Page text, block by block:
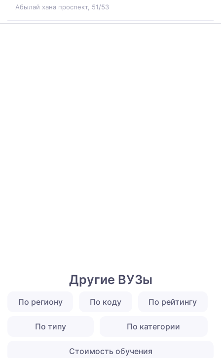
Абылай хана проспект, 51/53
Другие ВУЗы
По региону По коду По рейтингу
По типу По категории
Стоимость обучения